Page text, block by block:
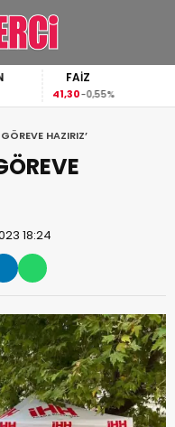
FAİZ
41,30-0,55%
HAZIRIZ’
18:24